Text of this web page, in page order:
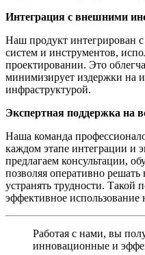
Интеграция с внешними
Наш продукт интегрирован
систем и инструментов,
проектировании. Это
минимизирует издержки на
инфраструктурой.
Экспертная поддержка на
Наша команда
каждом этапе интеграции и
предлагаем консультации,
позволяя оперативно
устранять трудности. Такой
эффективное
Работая с нами, вы
инновационные и